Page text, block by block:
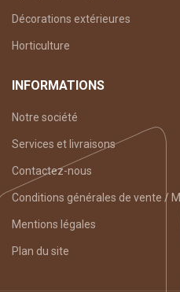
Décorations extérieures
Horticulture
INFORMATIONS
Notre société
Services et livraisons
Contactez-nous
Conditions générales de vente /
Mentions légales
Plan du site